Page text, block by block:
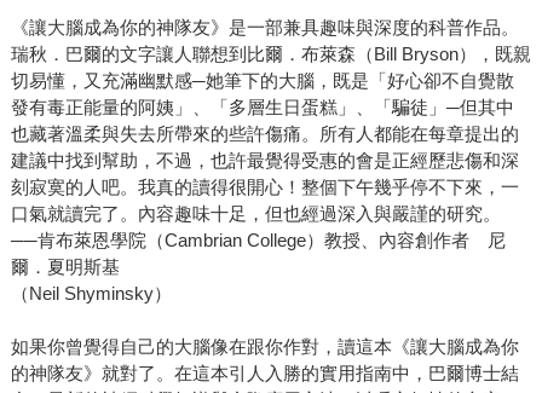
《讓大腦成為你的神隊友》是一部兼具趣味與深度的科普作品。
瑞秋．巴爾的文字讓人聯想到比爾．布萊森（Bill Bryson），既親
切易懂，又充滿幽默感─她筆下的大腦，既是「好心卻不自覺散
發有毒正能量的阿姨」、「多層生日蛋糕」、「騙徒」─但其中
也藏著溫柔與失去所帶來的些許傷痛。所有人都能在每章提出的
建議中找到幫助，不過，也許最覺得受惠的會是正經歷悲傷和深
刻寂寞的人吧。我真的讀得很開心！整個下午幾乎停不下來，一
口氣就讀完了。內容趣味十足，但也經過深入與嚴謹的研究。
──肯布萊恩學院（Cambrian College）教授、內容創作者 尼
爾．夏明斯基
（Neil Shyminsky）
如果你曾覺得自己的大腦像在跟你作對，讀這本《讓大腦成為你
的神隊友》就對了。在這本引人入勝的實用指南中，巴爾博士結